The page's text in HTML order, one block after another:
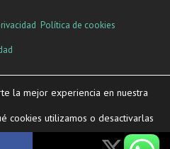
Política de cookies
Instagram
Facebook
YouTube
Política de privacidad|
la mejor experiencia en nuestra
cookies utilizamos o desactivarlas